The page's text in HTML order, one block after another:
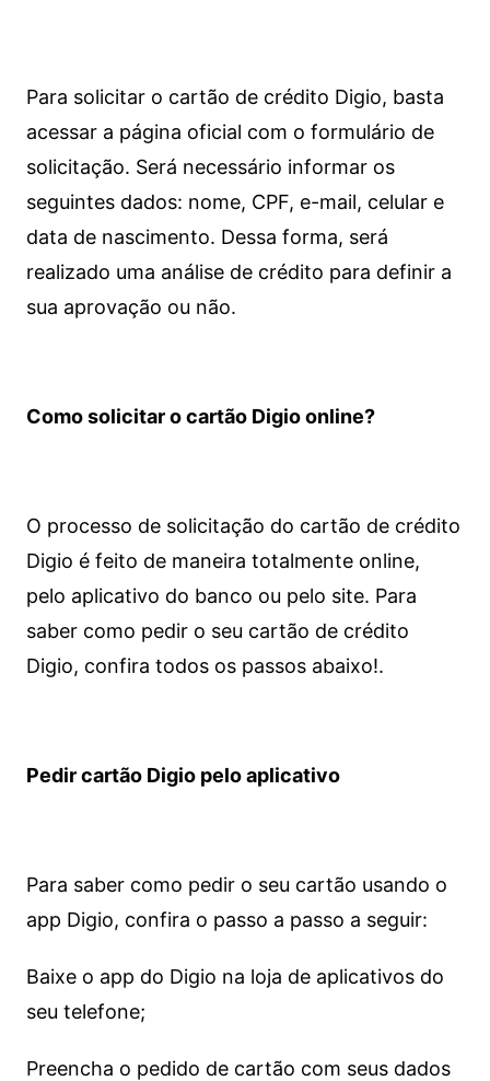
Para solicitar o cartão de crédito Digio, basta
acessar a página oficial com o formulário de
solicitação. Será necessário informar os
seguintes dados: nome, CPF, e-mail, celular e
data de nascimento. Dessa forma, será
realizado uma análise de crédito para definir a
sua aprovação ou não.
Como solicitar o cartão Digio online?
O processo de solicitação do cartão de crédito
Digio é feito de maneira totalmente online,
pelo aplicativo do banco ou pelo site. Para
saber como pedir o seu cartão de crédito
Digio, confira todos os passos abaixo!.
Pedir cartão Digio pelo aplicativo
Para saber como pedir o seu cartão usando o
app Digio, confira o passo a passo a seguir:
Baixe o app do Digio na loja de aplicativos do
seu telefone;
Preencha o pedido de cartão com seus dados